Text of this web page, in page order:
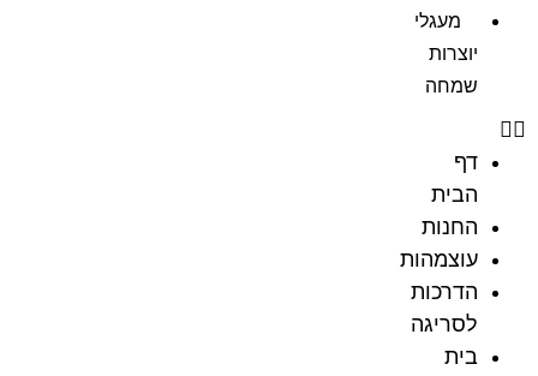
מעגלי
יוצרות
שמחה
דף
הבית
החנות
עוצמהות
הדרכות
לסריגה
בית